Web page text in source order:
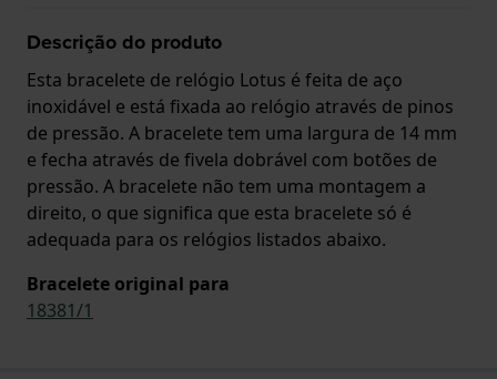
Descrição do produto
Esta bracelete de relógio Lotus é feita de aço
inoxidável e está fixada ao relógio através de pinos
de pressão. A bracelete tem uma largura de 14 mm
e fecha através de fivela dobrável com botões de
pressão. A bracelete não tem uma montagem a
direito, o que significa que esta bracelete só é
adequada para os relógios listados abaixo.
Bracelete original para
18381/1